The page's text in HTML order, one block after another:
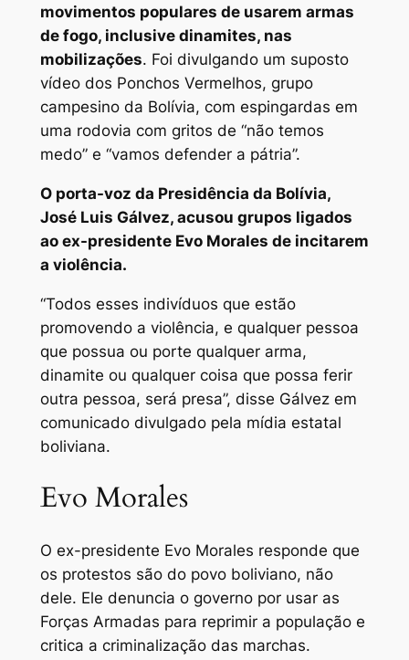
movimentos populares de usarem armas
de fogo, inclusive dinamites, nas
mobilizações. Foi divulgando um suposto
vídeo dos Ponchos Vermelhos, grupo
campesino da Bolívia, com espingardas em
uma rodovia com gritos de “não temos
medo” e “vamos defender a pátria”.
O porta-voz da Presidência da Bolívia,
José Luis Gálvez, acusou grupos ligados
ao ex-presidente Evo Morales de incitarem
a violência.
“Todos esses indivíduos que estão
promovendo a violência, e qualquer pessoa
que possua ou porte qualquer arma,
dinamite ou qualquer coisa que possa ferir
outra pessoa, será presa”, disse Gálvez em
comunicado divulgado pela mídia estatal
boliviana.
Evo Morales
O ex-presidente Evo Morales responde que
os protestos são do povo boliviano, não
dele. Ele denuncia o governo por usar as
Forças Armadas para reprimir a população e
critica a criminalização das marchas.